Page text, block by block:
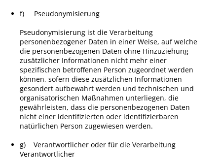
f) Pseudonymisierung
Pseudonymisierung ist die Verarbeitung
personenbezogener Daten in einer Weise, auf welche
die personenbezogenen Daten ohne Hinzuziehung
zusätzlicher Informationen nicht mehr einer
spezifischen betroffenen Person zugeordnet werden
können, sofern diese zusätzlichen Informationen
gesondert aufbewahrt werden und technischen und
organisatorischen Maßnahmen unterliegen, die
gewährleisten, dass die personenbezogenen Daten
nicht einer identifizierten oder identifizierbaren
natürlichen Person zugewiesen werden.
g) Verantwortlicher oder für die Verarbeitung
Verantwortlicher